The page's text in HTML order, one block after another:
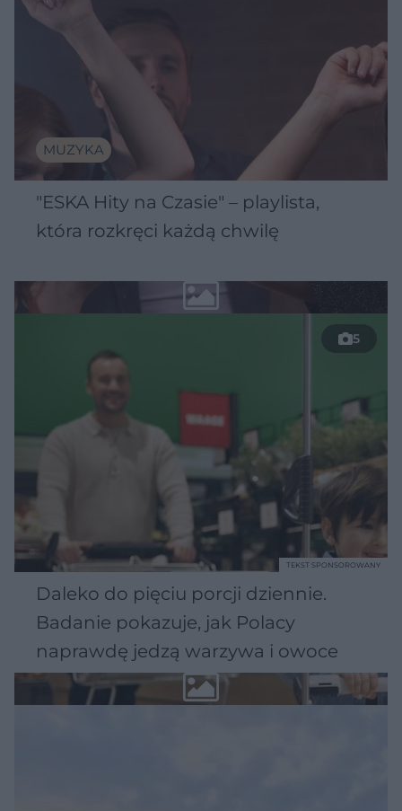
MUZYKA
"ESKA Hity na Czasie" – playlista,
która rozkręci każdą chwilę
5
Daleko do pięciu porcji dziennie.
Badanie pokazuje, jak Polacy
naprawdę jedzą warzywa i owoce
TEKST SPONSOROWANY